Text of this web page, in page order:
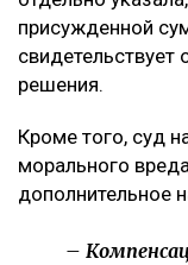
присужденной
свидетельствует
решения.
Кроме того, суд
морального
дополнительное
–